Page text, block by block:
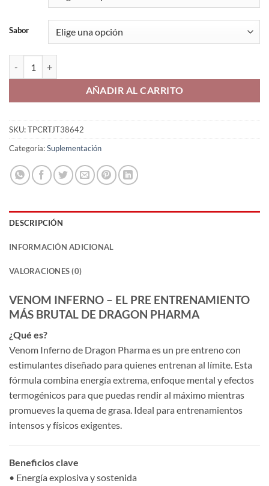
Sabor
AÑADIR AL CARRITO
SKU:TPCRTJT38642
Categoría:Suplementación
DESCRIPCIÓN
INFORMACIÓN ADICIONAL
VALORACIONES (0)
VENOM INFERNO – EL PRE ENTRENAMIENTO
MÁS BRUTAL DE DRAGON PHARMA
¿Qué es?
Venom Inferno de Dragon Pharma es un pre entreno con
estimulantes diseñado para quienes entrenan al límite. Esta
fórmula combina energía extrema, enfoque mental y efectos
termogénicos para que puedas rendir al máximo mientras
promueves la quema de grasa. Ideal para entrenamientos
intensos y físicos exigentes.
Beneficios clave
• Energía explosiva y sostenida